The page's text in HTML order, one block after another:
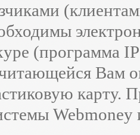
(программа
Вам
карту.